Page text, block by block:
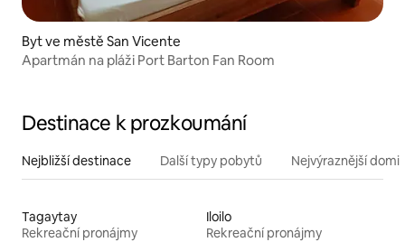
Byt ve městě San Vicente
Apartmán na pláži Port Barton Fan Room
Destinace k prozkoumání
Nejbližší destinace Další typy pobytů Nejvýraznější
Tagaytay
Rekreační pronájmy
Iloilo
Rekreační pronájmy